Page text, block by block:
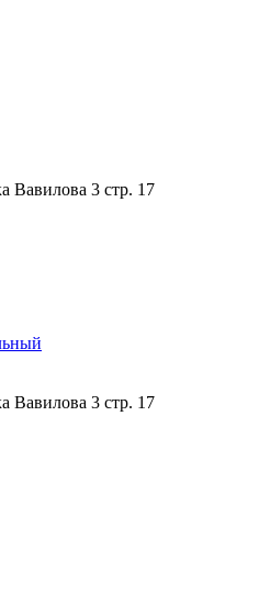
Вавилова 3 стр. 17
Вавилова 3 стр. 17